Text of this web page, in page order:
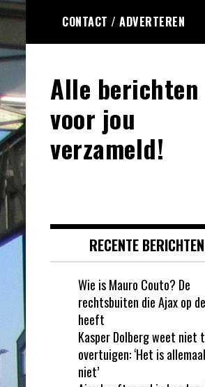
Ga
naar
de
inhoud
CONTACT / ADVERTEREN
Alle berichten
voor jou
verzameld!
RECENTE BERICHTEN
Wie is Mauro Couto? De
rechtsbuiten die Ajax op
heeft
Kasper Dolberg weet niet
overtuigen: ‘Het is
niet’